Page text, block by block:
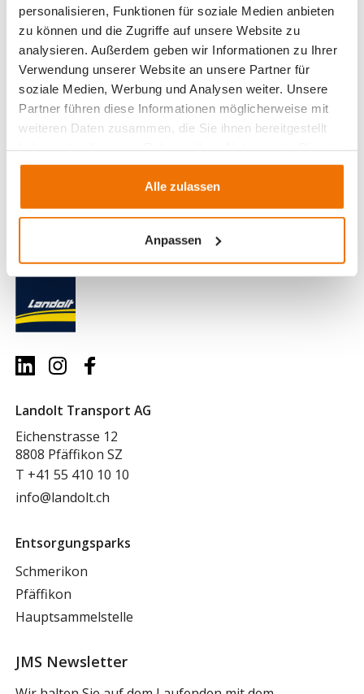
personalisieren, Funktionen für soziale Medien anbieten
zu können und die Zugriffe auf unsere Website zu
analysieren. Außerdem geben wir Informationen zu Ihrer
Verwendung unserer Website an unsere Partner für
soziale Medien, Werbung und Analysen weiter. Unsere
Partner führen diese Informationen möglicherweise mit
weiteren Daten zusammen, die Sie ihnen bereitgestellt
gesammelt haben.
Alle zulassen
Anpassen
Landolt Transport AG
Eichenstrasse 12
8808 Pfäffikon SZ
T +41 55 410 10 10
info@landolt.ch
Entsorgungsparks
Schmerikon
Pfäffikon
Hauptsammelstelle
JMS Newsletter